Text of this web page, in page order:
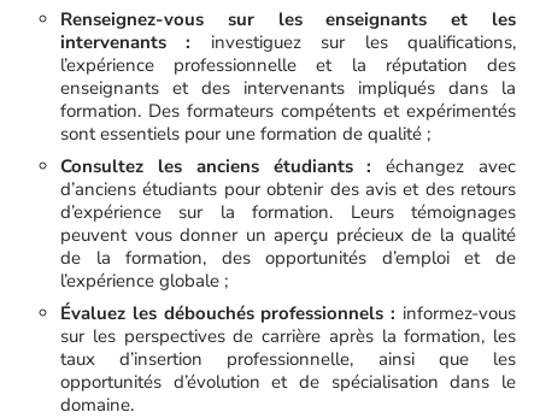
Renseignez-vous sur les enseignants et les
intervenants : investiguez sur les qualifications,
l’expérience professionnelle et la réputation des
enseignants et des intervenants impliqués dans la
formation. Des formateurs compétents et expérimentés
sont essentiels pour une formation de qualité ;
Consultez les anciens étudiants : échangez avec
d’anciens étudiants pour obtenir des avis et des retours
d’expérience sur la formation. Leurs témoignages
peuvent vous donner un aperçu précieux de la qualité
de la formation, des opportunités d’emploi et de
l’expérience globale ;
Évaluez les débouchés professionnels : informez-vous
sur les perspectives de carrière après la formation, les
taux d’insertion professionnelle, ainsi que les
opportunités d’évolution et de spécialisation dans le
domaine.